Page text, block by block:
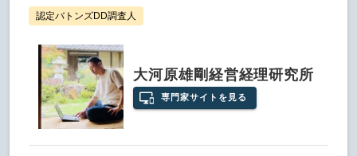
認定バトンズDD調査人
大河原雄剛経営経理研究所
専門家サイトを見る